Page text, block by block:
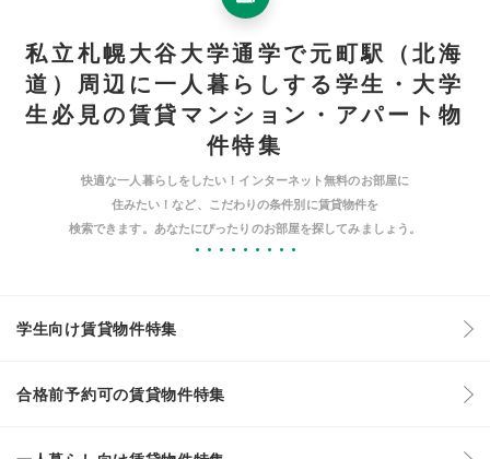
私立札幌大谷大学通学で元町駅（北海
道）周辺に一人暮らしする学生・大学
生必見の賃貸マンション・アパート物
件特集
快適な一人暮らしをしたい！インターネット無料のお部屋に
住みたい！など、こだわりの条件別に賃貸物件を
検索できます。あなたにぴったりのお部屋を探してみましょう。
学生向け賃貸物件特集
合格前予約可の賃貸物件特集